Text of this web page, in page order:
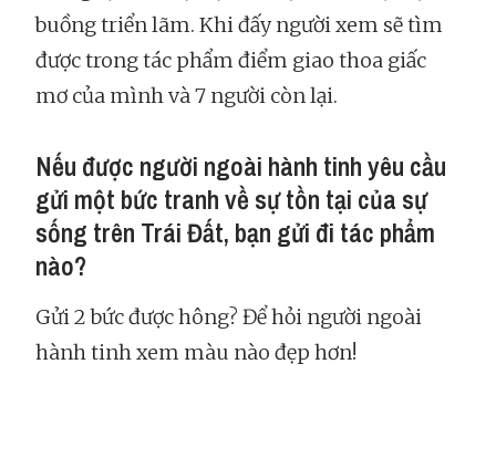
buồng triển lãm. Khi đấy người xem sẽ tìm
được trong tác phẩm điểm giao thoa giấc
mơ của mình và 7 người còn lại.
Nếu được người ngoài hành tinh yêu cầu
gửi một bức tranh về sự tồn tại của sự
sống trên Trái Đất, bạn gửi đi tác phẩm
nào?
Gửi 2 bức được hông? Để hỏi người ngoài
hành tinh xem màu nào đẹp hơn!